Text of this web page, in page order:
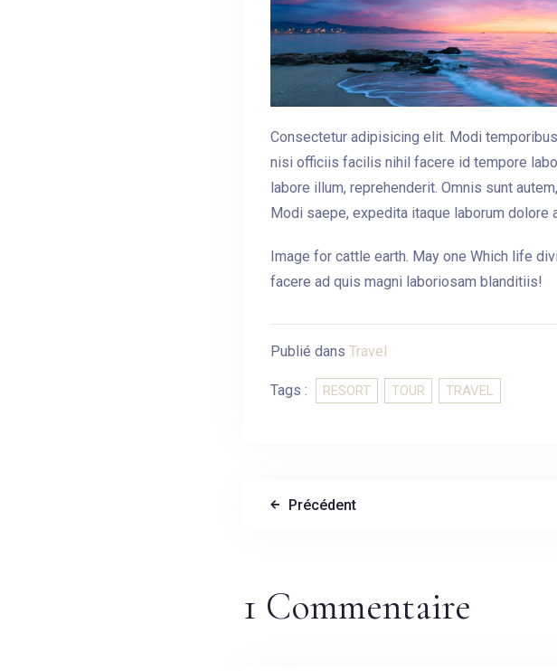
Consectetur adipisicing elit. Modi
nisi officiis facilis nihil facere id tempore
labore illum, reprehenderit. Omnis sunt
Modi saepe, expedita itaque laborum dolore
Image for cattle earth. May one Which life
facere ad quis magni laboriosam blanditiis!
Publié dans Travel
Tags : RESORT TOUR TRAVEL
Précédent
1 Commentaire
1